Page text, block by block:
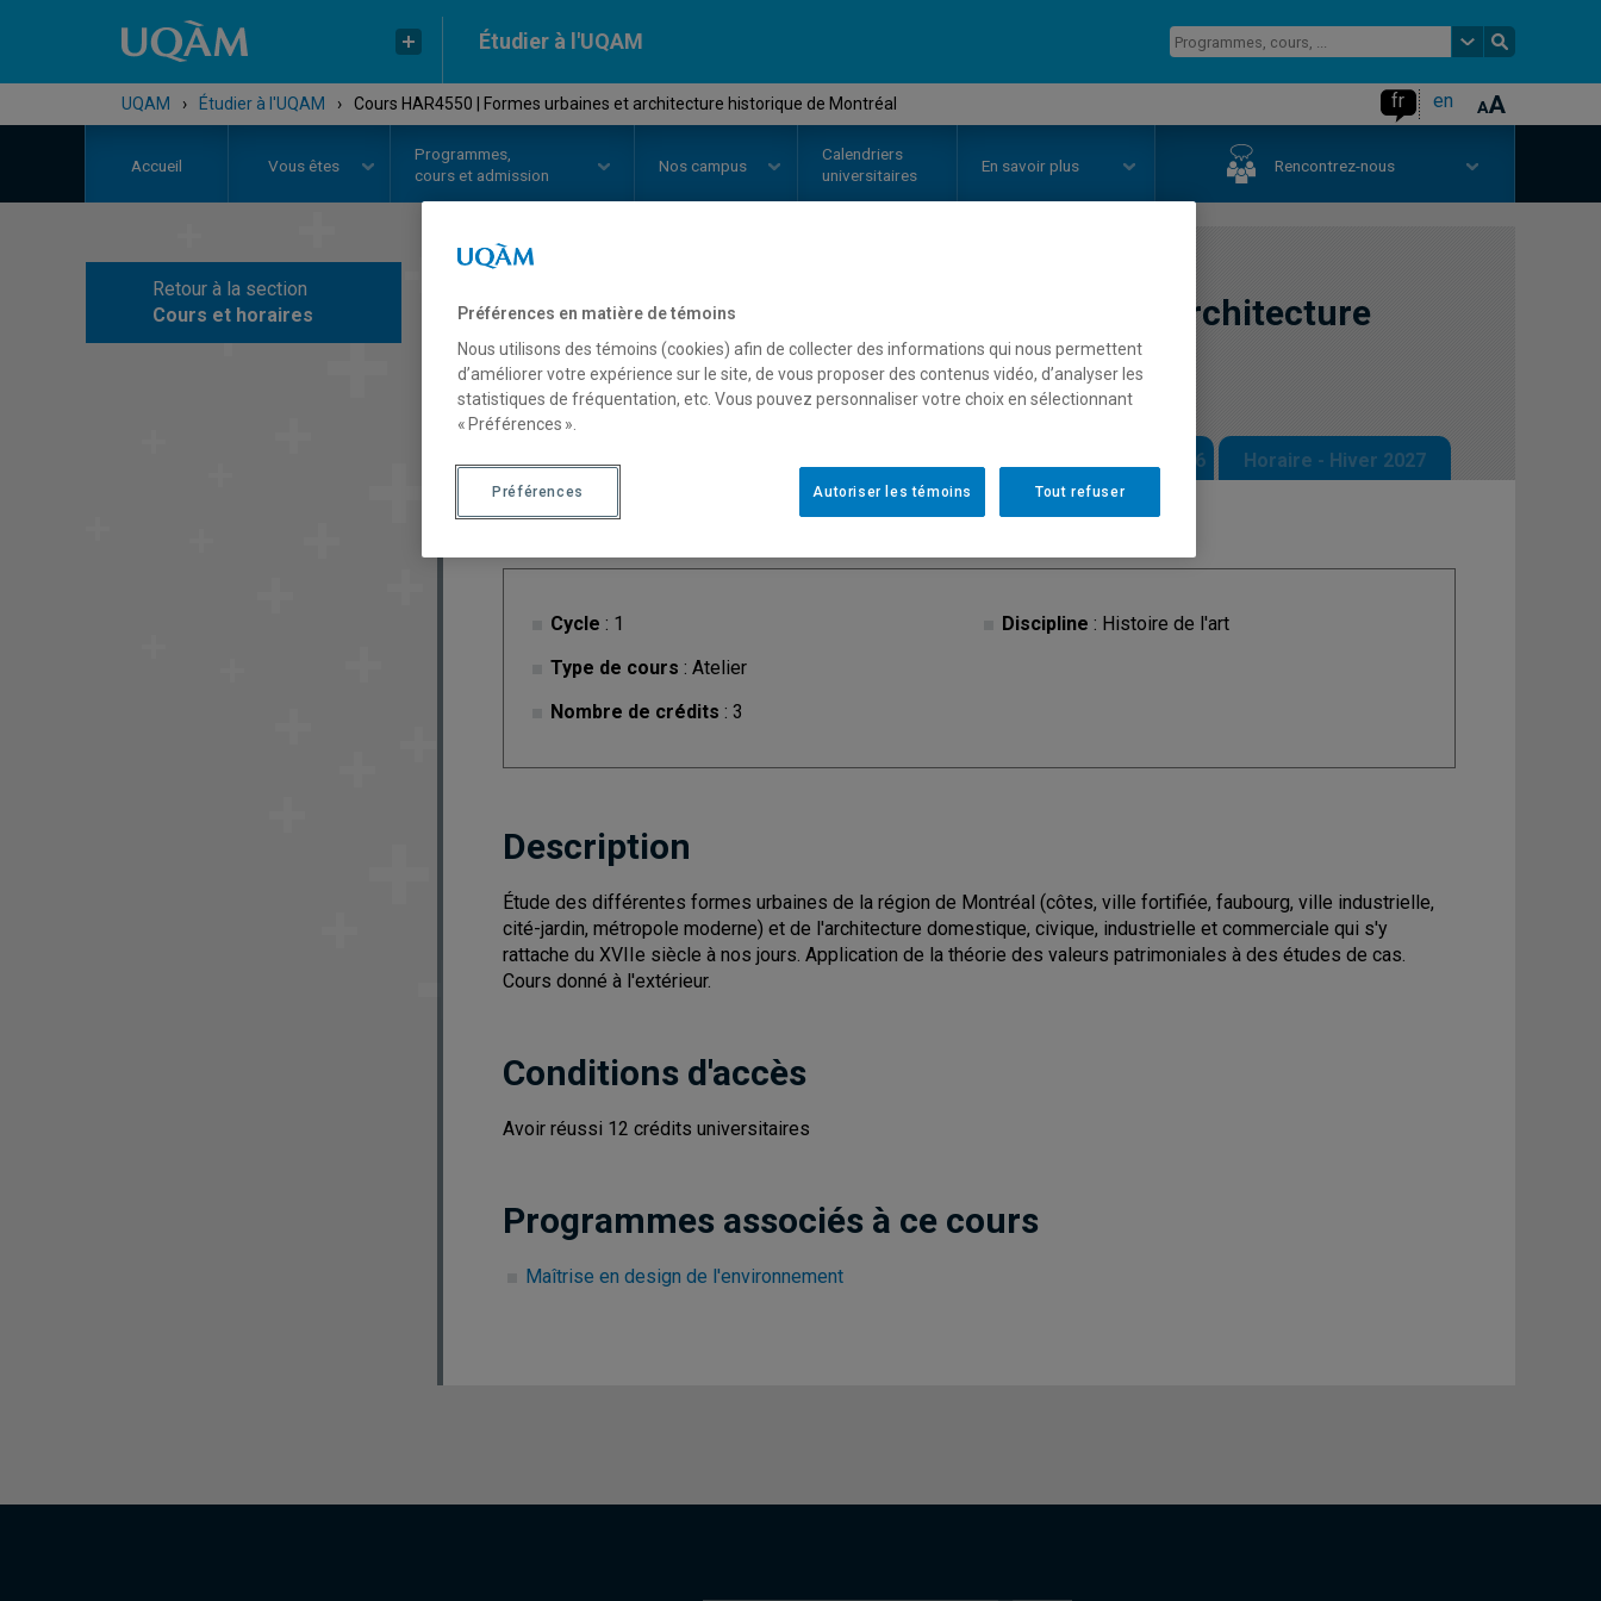
Étudier à l'UQAM
UQAM › Étudier à l'UQAM › Cours HAR4550 | Formes urbaines et architecture historique de Montréal fr en
Accueil Vous êtes
Programmes,
cours et admission
Nos campus
Calendriers
universitaires
En savoir plus Rencontrez-nous
Retour à la section
Cours et horaires
COURS// HAR4550
Formes urbaines et architecture
historique de Montréal
Description Horaire - Automne 2026 Horaire - Hiver 2027
Cycle : 1
Type de cours : Atelier
Nombre de crédits : 3
Discipline : Histoire de l'art
Description
Étude des différentes formes urbaines de la région de Montréal (côtes, ville fortifiée, faubourg, ville industrielle,
cité-jardin, métropole moderne) et de l'architecture domestique, civique, industrielle et commerciale qui s'y
rattache du XVIIe siècle à nos jours. Application de la théorie des valeurs patrimoniales à des études de cas.
Cours donné à l'extérieur.
Conditions d'accès
Avoir réussi 12 crédits universitaires
Programmes associés à ce cours
Maîtrise en design de l'environnement
Préférences en matière de témoins
Nous utilisons des témoins (cookies) afin de collecter des informations qui nous permettent
d’améliorer votre expérience sur le site, de vous proposer des contenus vidéo, d’analyser les
statistiques de fréquentation, etc. Vous pouvez personnaliser votre choix en sélectionnant
« Préférences ».
Tout refuser
Autoriser les témoins
Préférences